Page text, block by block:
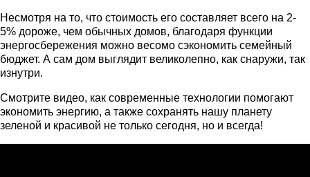
Несмотря на то, что стоимость его составляет всего на 2-
5% дороже, чем обычных домов, благодаря функции
энергосбережения можно весомо сэкономить семейный
бюджет. А сам дом выглядит великолепно, как снаружи, так
изнутри.
Смотрите видео, как современные технологии помогают
экономить энергию, а также сохранять нашу планету
зеленой и красивой не только сегодня, но и всегда!